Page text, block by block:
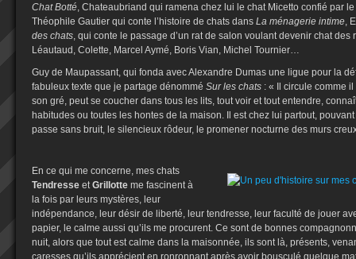
Chat Botté, Chateaubriand qui ramena chez lui le chat Micetto confié par
Théophile Gautier qui conte l’histoire de chats dans La ménagerie intime,
des chats, qui conte le passage d’un rat de salon voulant devenir chat
Léautaud, Colette, Marcel Aymé, Boris Vian, Michel Tournier…
Guy de Maupassant, qui fonda avec Alexandre Dumas une ligue pour la
fabuleux texte que je partage dénommé Sur les chats : « Il circule comme
son gré, peut se coucher dans tous les lits, tout voir et tout entendre,
habitudes ou toutes les hontes de la maison. Il est chez lui partout,
passe sans bruit, le silencieux rôdeur, le promener nocturne des murs
En ce qui me concerne, mes chats
Tendresse etGrillotte me fascinent à
la fois par leurs mystères, leur
indépendance, leur désir de liberté, leur tendresse, leur faculté de jouer
papier, le calme aussi qu’ils me procurent. Ce sont de bonnes
nuit, alors que tout est calme dans la maisonnée, ils sont là, présents,